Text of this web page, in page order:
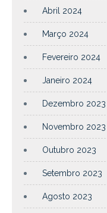
Abril 2024
Março 2024
Fevereiro 2024
Janeiro 2024
Dezembro 2023
Novembro 2023
Outubro 2023
Setembro 2023
Agosto 2023